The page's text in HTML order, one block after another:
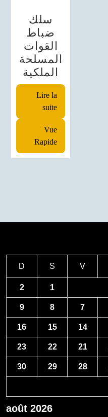
سلك
ضباط
القوات
المسلحة
الملكية
Lire la
suite
Vue
Rapide
août 2026
V
S
D
1
2
7
8
9
14
15
16
21
22
23
28
29
30